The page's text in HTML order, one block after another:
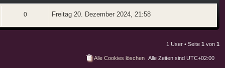
0 Freitag 20. Dezember 2024, 21:58
1 User • Seite 1 von 1
Alle Zeiten sind UTC+02:00
Alle Cookies löschen